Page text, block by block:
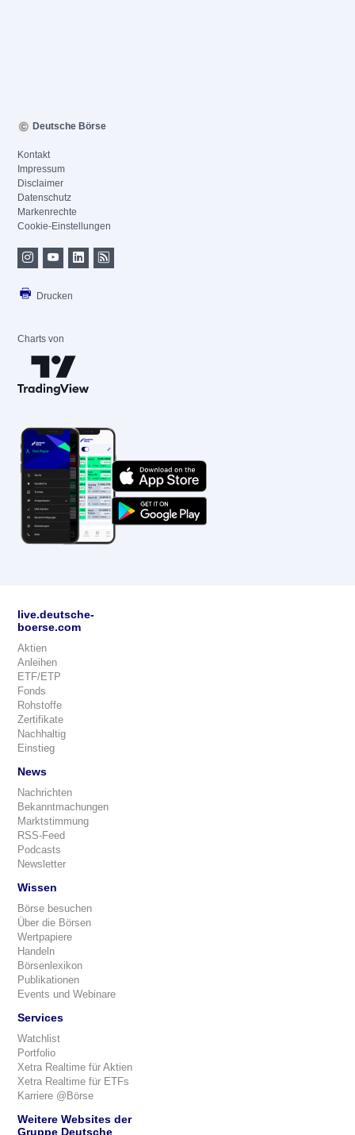
Deutsche Börse
Kontakt
Impressum
Disclaimer
Datenschutz
Markenrechte
Cookie-Einstellungen
Drucken
Charts von
live.deutsche-
boerse.com
Aktien
Anleihen
ETF/ETP
Fonds
Rohstoffe
Zertifikate
Nachhaltig
Einstieg
News
Nachrichten
Bekanntmachungen
Marktstimmung
RSS-Feed
Podcasts
Newsletter
Wissen
Börse besuchen
Über die Börsen
Wertpapiere
Handeln
Börsenlexikon
Publikationen
Events und Webinare
Services
Watchlist
Portfolio
Xetra Realtime für Aktien
Xetra Realtime für ETFs
Karriere @Börse
Weitere Websites der
Gruppe Deutsche